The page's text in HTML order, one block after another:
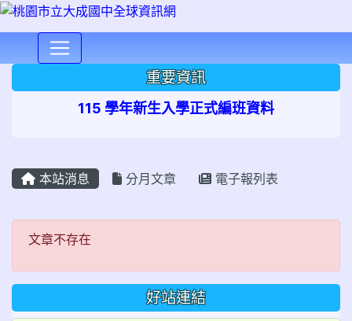
重要資訊
115 學年新生入學正式編班資料
本站消息 分月文章 電子報列表
文章不存在
文章不存在
好站連結